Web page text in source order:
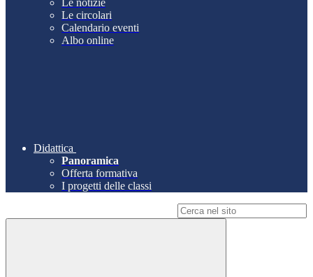
Le notizie
Le circolari
Calendario eventi
Albo online
Didattica
Panoramica
Offerta formativa
I progetti delle classi